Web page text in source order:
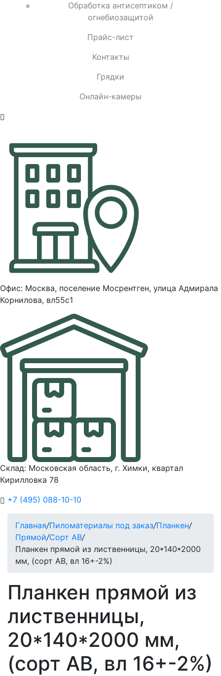
Обработка антисептиком /
огнебиозащитой
Прайс-лист
Контакты
Грядки
Онлайн-камеры
Офис: Москва, поселение Мосрентген, улица Адмирала
Корнилова, вл55с1
Склад: Московская область, г. Химки, квартал
Кирилловка 78
+7 (495) 088-10-10
Главная/Пиломатериалы под заказ/Планкен/
Прямой/Сорт AB/
Планкен прямой из лиственницы, 20*140*2000
мм, (сорт AB, вл 16+-2%)
Планкен прямой из
лиственницы,
20*140*2000 мм,
(сорт AB, вл 16+-2%)